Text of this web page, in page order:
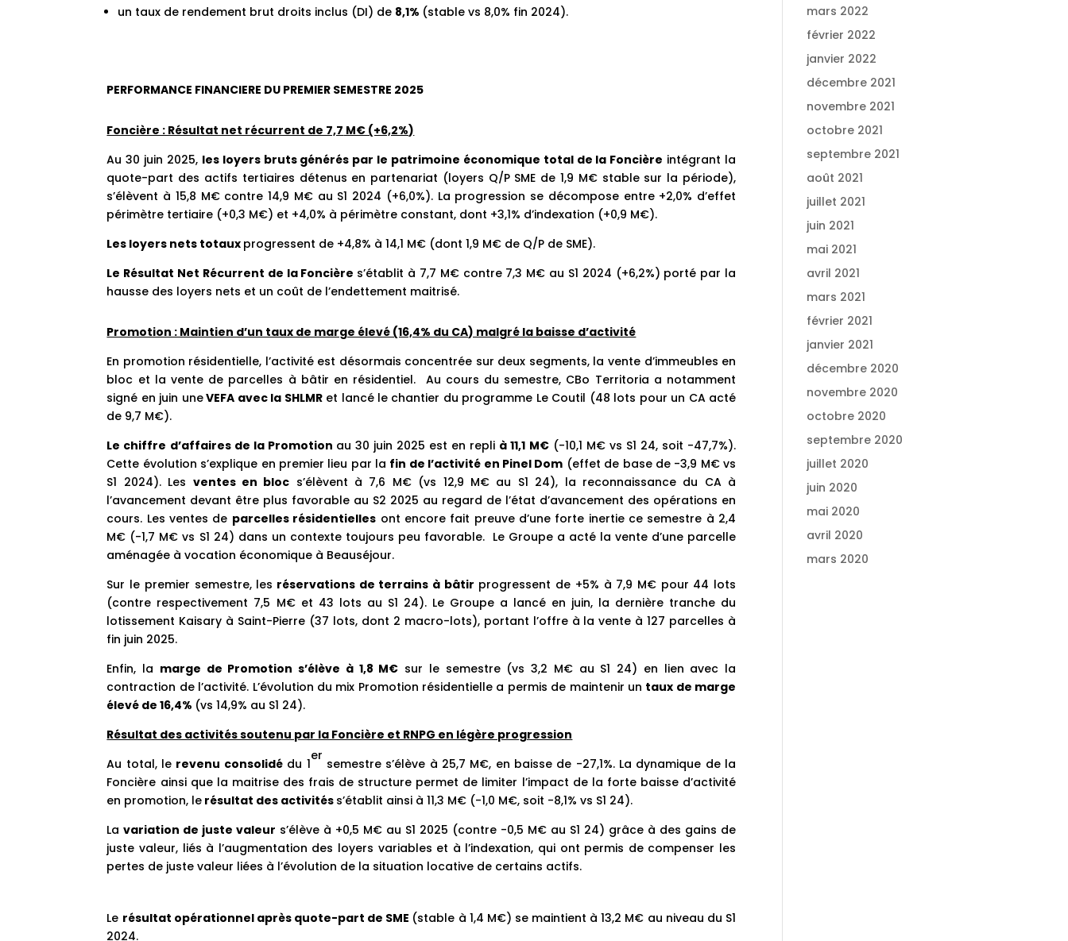
un taux de rendement brut droits inclus (DI) de 8,1% (stable vs 8,0% fin 2024).
PERFORMANCE FINANCIERE DU PREMIER SEMESTRE 2025
Foncière : Résultat net récurrent de 7,7 M€ (+6,2%)
Au 30 juin 2025, les loyers bruts générés par le patrimoine économique total de la Foncière intégrant la
quote-part des actifs tertiaires détenus en partenariat (loyers Q/P SME de 1,9 M€ stable sur la période),
s’élèvent à 15,8 M€ contre 14,9 M€ au S1 2024 (+6,0%). La progression se décompose entre +2,0% d’effet
périmètre tertiaire (+0,3 M€) et +4,0% à périmètre constant, dont +3,1% d’indexation (+0,9 M€).
Les loyers nets totaux progressent de +4,8% à 14,1 M€ (dont 1,9 M€ de Q/P de SME).
Le Résultat Net Récurrent de la Foncière s’établit à 7,7 M€ contre 7,3 M€ au S1 2024 (+6,2%) porté par la
hausse des loyers nets et un coût de l’endettement maitrisé.
Promotion : Maintien d’un taux de marge élevé (16,4% du CA) malgré la baisse d’activité
En promotion résidentielle, l’activité est désormais concentrée sur deux segments, la vente d’immeubles en
bloc et la vente de parcelles à bâtir en résidentiel. Au cours du semestre, CBo Territoria a notamment
signé en juin uneVEFA avec la SHLMRet lancé le chantier du programme Le Coutil (48 lots pour un CA acté
de 9,7 M€).
Le chiffre d’affaires de la Promotion au 30 juin 2025 est en repli à 11,1 M€(-10,1 M€ vs S1 24, soit -47,7%).
Cette évolution s’explique en premier lieu par la fin de l’activité en Pinel Dom (effet de base de -3,9 M€ vs
S1 2024). Les ventes en bloc s’élèvent à 7,6 M€ (vs 12,9 M€ au S1 24), la reconnaissance du CA à
l’avancement devant être plus favorable au S2 2025 au regard de l’état d’avancement des opérations en
cours. Les ventes de parcelles résidentielles ont encore fait preuve d’une forte inertie ce semestre à 2,4
M€ (-1,7 M€ vs S1 24) dans un contexte toujours peu favorable. Le Groupe a acté la vente d’une parcelle
aménagée à vocation économique à Beauséjour.
Sur le premier semestre, les réservations de terrains à bâtir progressent de +5% à 7,9 M€ pour 44 lots
(contre respectivement 7,5 M€ et 43 lots au S1 24). Le Groupe a lancé en juin, la dernière tranche du
lotissement Kaisary à Saint-Pierre (37 lots, dont 2 macro-lots), portant l’offre à la vente à 127 parcelles à
fin juin 2025.
Enfin, la marge de Promotion s’élève à 1,8 M€ sur le semestre (vs 3,2 M€ au S1 24) en lien avec la
contraction de l’activité. L’évolution du mix Promotion résidentielle a permis de maintenir un taux de marge
élevé de 16,4% (vs 14,9% au S1 24).
Résultat des activités soutenu par la Foncière et RNPG en légère progression
Au total, le revenu consolidédu 1
er
semestre s’élève à 25,7 M€, en baisse de -27,1%. La dynamique de la
Foncière ainsi que la maitrise des frais de structure permet de limiter l’impact de la forte baisse d’activité
en promotion, le résultat des activités s’établit ainsi à 11,3 M€ (-1,0 M€, soit -8,1% vs S1 24).
Lavariation de juste valeur s’élève à +0,5 M€ au S1 2025 (contre -0,5 M€ au S1 24) grâce à des gains de
juste valeur, liés à l’augmentation des loyers variables et à l’indexation, qui ont permis de compenser les
pertes de juste valeur liées à l’évolution de la situation locative de certains actifs.
Le résultat opérationnel après quote-part de SME (stable à 1,4 M€) se maintient à 13,2 M€ au niveau du S1
2024.
mars 2022
février 2022
janvier 2022
décembre 2021
novembre 2021
octobre 2021
septembre 2021
août 2021
juillet 2021
juin 2021
mai 2021
avril 2021
mars 2021
février 2021
janvier 2021
décembre 2020
novembre 2020
octobre 2020
septembre 2020
juillet 2020
juin 2020
mai 2020
avril 2020
mars 2020